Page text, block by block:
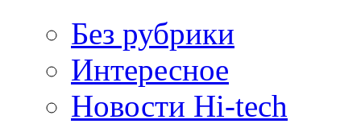
Без рубрики
Интересное
Новости Hi-tech